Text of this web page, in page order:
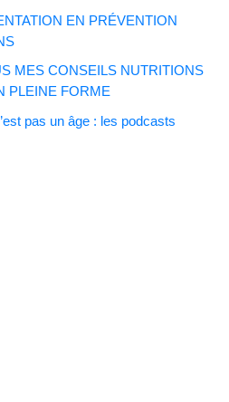
EN PRÉVENTION
MES CONSEILS NUTRITIONS
PLEINE FORME
pas un âge : les podcasts